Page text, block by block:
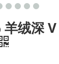
绒深